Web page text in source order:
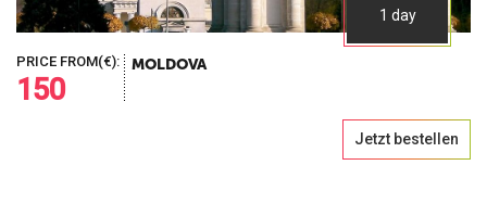
1 day
PRICE FROM(€):
150
MOLDOVA
Jetzt bestellen